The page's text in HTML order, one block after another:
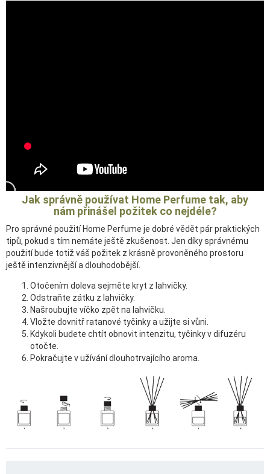
Jak správně používat Home Perfume tak, aby
nám přinášel požitek co nejdéle?
Pro správné použití Home Perfume je dobré vědět pár praktických
tipů, pokud s tím nemáte ještě zkušenost. Jen díky správnému
použití bude totiž váš požitek z krásně provoněného prostoru
ještě intenzivnější a dlouhodobější.
Otočením doleva sejměte kryt z lahvičky.
Odstraňte zátku z lahvičky.
Našroubujte víčko zpět na lahvičku.
Vložte dovnitř ratanové tyčinky a užijte si vůni.
Kdykoli budete chtít obnovit intenzitu, tyčinky v difuzéru
otočte.
Pokračujte v užívání dlouhotrvajícího aroma.